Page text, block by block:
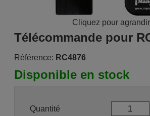
Cliquez pour agrandir
Télécommande pour
Référence: RC4876
Disponible en stock
Quantité